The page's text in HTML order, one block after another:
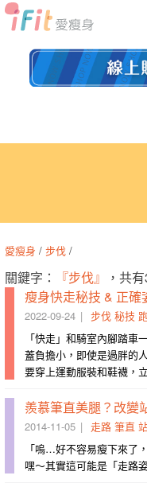
愛瘦身 / 步伐 /
關鍵字： 『步伐』
，共
瘦身快走秘技 & 正確
2022-09-24 步伐 秘技
「快走」和騎室內腳踏
蓋負擔小，即使是過胖的
要穿上運動服裝和鞋襪，
羨慕筆直美腿？改變
2014-11-05 走路 筆直
「嗚…好不容易瘦下來了
嘿～其實這可能是「走路